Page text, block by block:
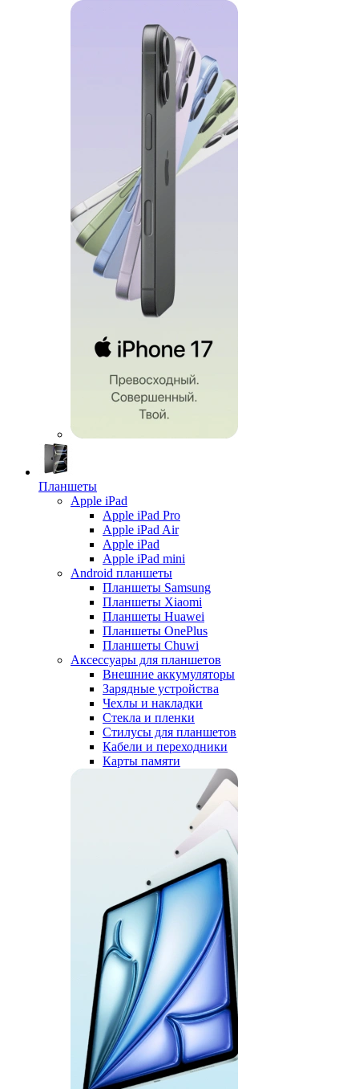
Планшеты
Apple iPad
Apple iPad Pro
Apple iPad Air
Apple iPad
Apple iPad mini
Android планшеты
Планшеты Samsung
Планшеты Xiaomi
Планшеты Huawei
Планшеты OnePlus
Планшеты Chuwi
Аксессуары для планшетов
Внешние аккумуляторы
Зарядные устройства
Чехлы и накладки
Стекла и пленки
Стилусы для планшетов
Кабели и переходники
Карты памяти